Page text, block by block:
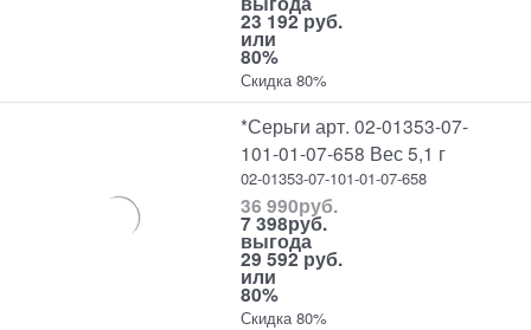
23 192 руб.
или
80%
Скидка 80%
*Серьги арт. 02-01353-07-
101-01-07-658 Вес 5,1 г
02-01353-07-101-01-07-658
36 990руб.
7 398руб.
выгода
29 592 руб.
или
80%
Скидка 80%